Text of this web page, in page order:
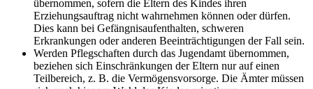
übernommen, sofern die Eltern des Kindes ihren
Erziehungsauftrag nicht wahrnehmen können oder dürfen.
Dies kann bei Gefängnisaufenthalten, schweren
Erkrankungen oder anderen Beeinträchtigungen der Fall sein.
Werden Pflegschaften durch das Jugendamt übernommen,
beziehen sich Einschränkungen der Eltern nur auf einen
Teilbereich, z. B. die Vermögensvorsorge. Die Ämter müssen